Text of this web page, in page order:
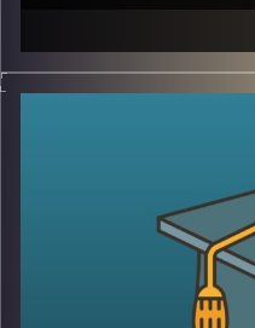
רפורמה במערכת
סוערות. פרופסור יניב